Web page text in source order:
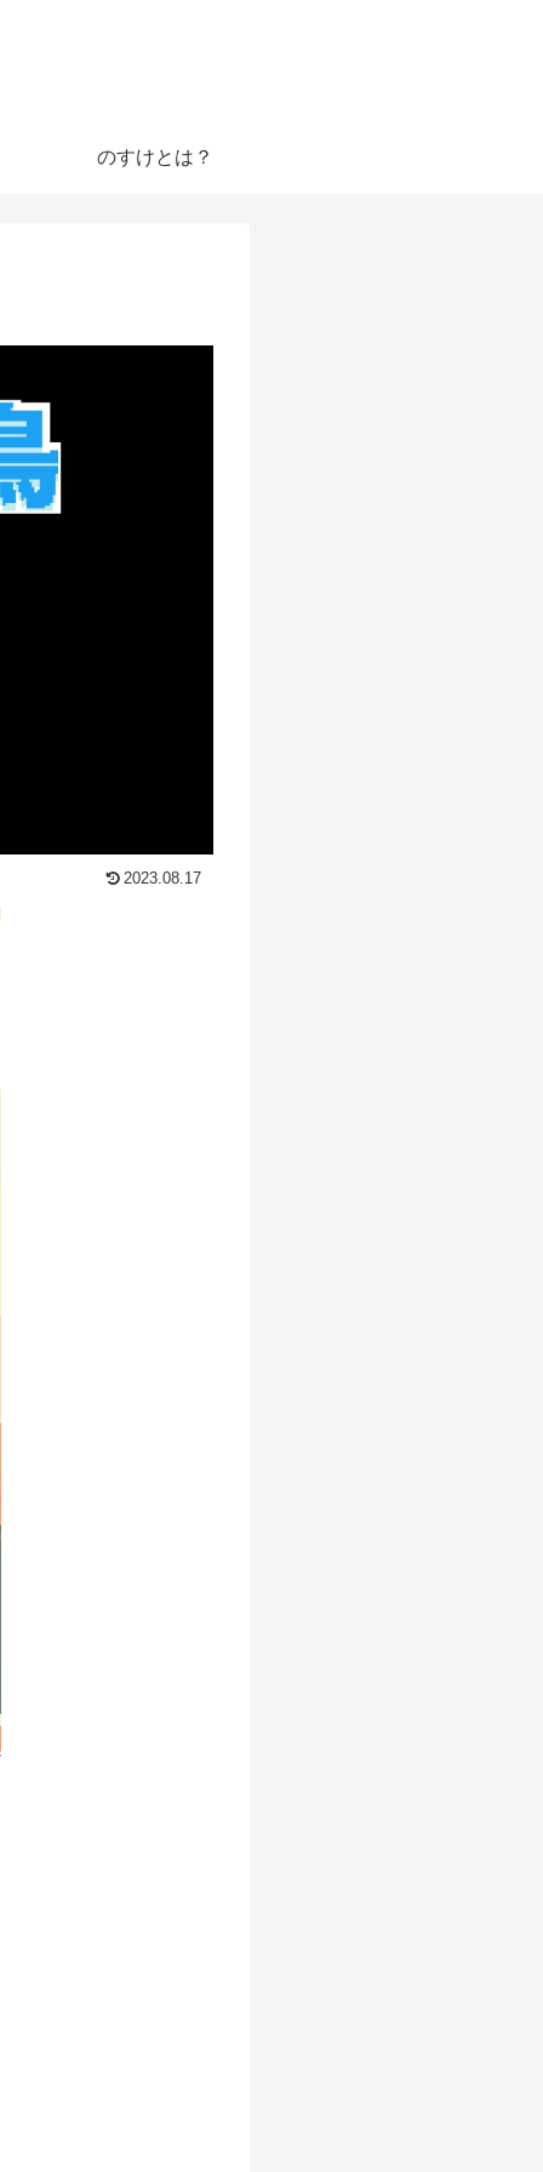
のすけとは？
2023.08.17